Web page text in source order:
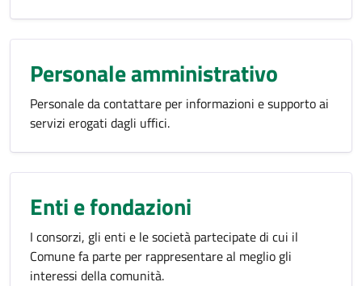
Personale amministrativo
Personale da contattare per informazioni e supporto ai
servizi erogati dagli uffici.
Enti e fondazioni
I consorzi, gli enti e le società partecipate di cui il
Comune fa parte per rappresentare al meglio gli
interessi della comunità.